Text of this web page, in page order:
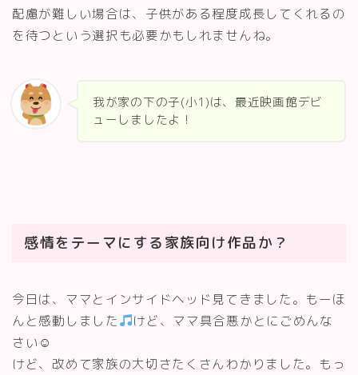
配慮が難しい場合は、子供がある程度成長してくれるの
を待つという選択も必要かもしれませんね。
我が家の下の子(小1)は、最近映画館デビ
ューしましたよ！
感情をテーマにする家族向け作品か？
今日は、ママとインサイドヘッド見てきました。もーほ
んと感動しました
けど、ママ具合悪かとにごめんな
さい☺
けど、改めて家族の大切さたくさんわかりました。もっ